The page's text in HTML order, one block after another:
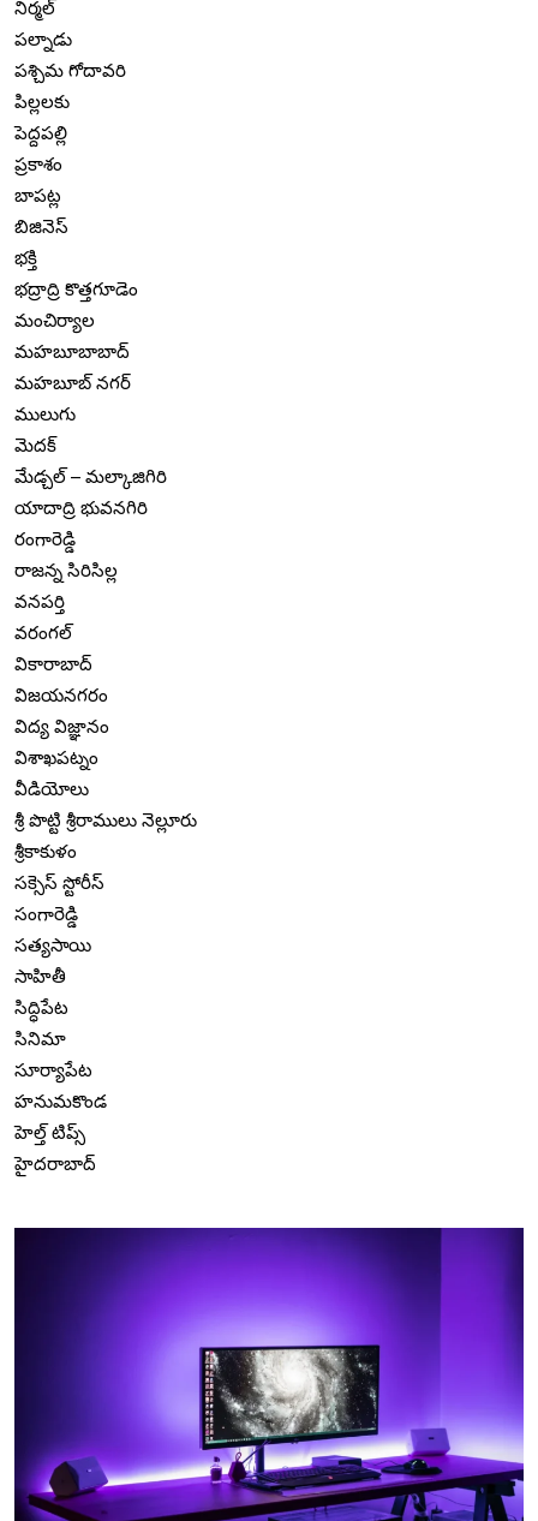
నిర్మల్
పల్నాడు
పశ్చిమ గోదావరి
పిల్లలకు
పెద్దపల్లి
ప్రకాశం
బాపట్ల
బిజినెస్
భక్తి
భద్రాద్రి కొత్తగూడెం
మంచిర్యాల
మహబూబాబాద్
మహబూబ్ నగర్
ములుగు
మెదక్
మేడ్చల్ – మల్కాజిగిరి
యాదాద్రి భువనగిరి
రంగారెడ్డి
రాజన్న సిరిసిల్ల
వనపర్తి
వరంగల్
వికారాబాద్
విజయనగరం
విద్య విజ్ఞానం
విశాఖపట్నం
వీడియోలు
శ్రీ పొట్టి శ్రీరాములు నెల్లూరు
శ్రీకాకుళం
సక్సెస్ స్టోరీస్
సంగారెడ్డి
సత్యసాయి
సాహితీ
సిద్ధిపేట
సినిమా
సూర్యాపేట
హనుమకొండ
హెల్త్ టిప్స్
హైదరాబాద్